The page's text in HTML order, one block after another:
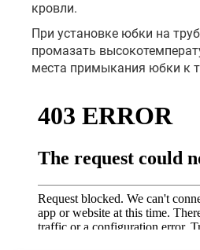
кровли.
При установке юбки на
промазать
места примыкания юбки к